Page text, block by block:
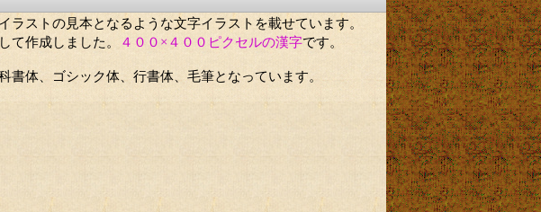
ラストの見本となるような文字イラストを載せています。
て作成しました。
４００×４００ピクセルの漢字です。
書体、ゴシック体、行書体、毛筆となっています。